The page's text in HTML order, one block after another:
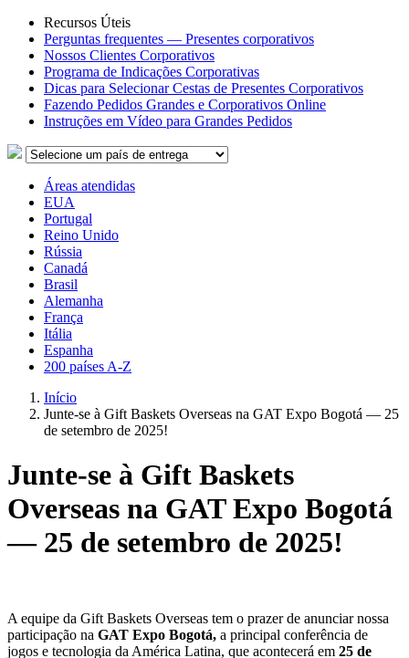
Recursos Úteis
Perguntas frequentes — Presentes corporativos
Nossos Clientes Corporativos
Programa de Indicações Corporativas
Dicas para Selecionar Cestas de Presentes Corporativos
Fazendo Pedidos Grandes e Corporativos Online
Instruções em Vídeo para Grandes Pedidos
Áreas atendidas
EUA
Portugal
Reino Unido
Rússia
Canadá
Brasil
Alemanha
França
Itália
Espanha
200 países A-Z
Início
Junte-se à Gift Baskets Overseas na GAT Expo Bogotá — 25
de setembro de 2025!
Junte-se à Gift Baskets
Overseas na GAT Expo Bogotá
— 25 de setembro de 2025!
A equipe da Gift Baskets Overseas tem o prazer de anunciar nossa
participação na GAT Expo Bogotá, a principal conferência de
jogos e tecnologia da América Latina, que acontecerá em 25 de